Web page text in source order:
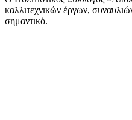
καλλιτεχνικών έργων,
σημαντικό.